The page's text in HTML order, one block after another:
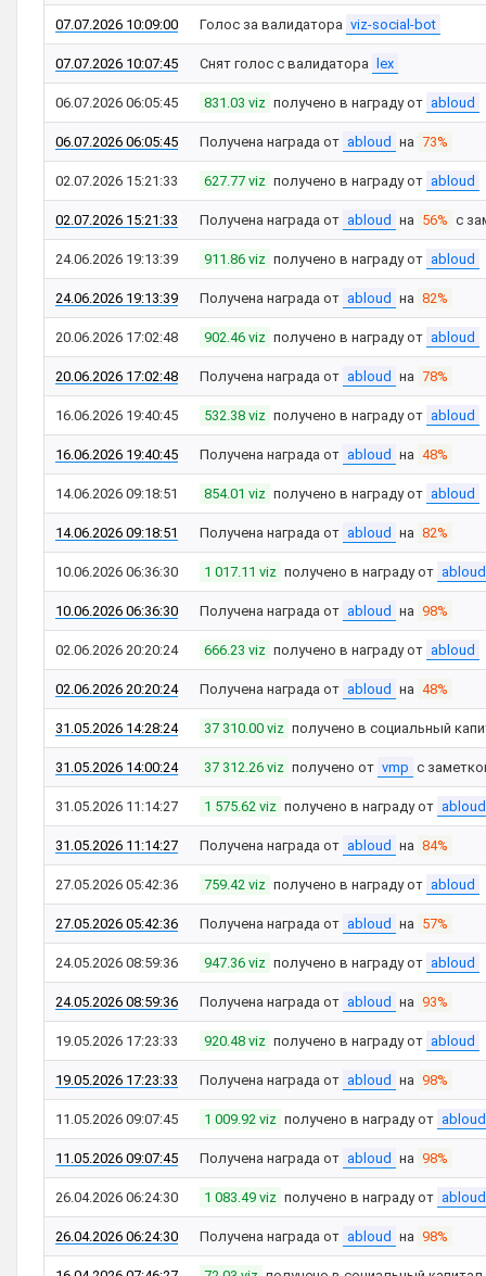
07.07.2026 10:09:00 Голос за валидатора viz-social-bot
07.07.2026 10:07:45 Снят голос с валидатора lex
06.07.2026 06:05:45 831.03 viz получено в награду от abloud
06.07.2026 06:05:45 Получена награда от abloud на 73%
02.07.2026 15:21:33 627.77 viz получено в награду от abloud
02.07.2026 15:21:33 Получена награда от abloud на 56% с
24.06.2026 19:13:39 911.86 viz получено в награду от abloud
24.06.2026 19:13:39 Получена награда от abloud на 82%
20.06.2026 17:02:48 902.46 viz получено в награду от abloud
20.06.2026 17:02:48 Получена награда от abloud на 78%
16.06.2026 19:40:45 532.38 viz получено в награду от abloud
16.06.2026 19:40:45 Получена награда от abloud на 48%
14.06.2026 09:18:51 854.01 viz получено в награду от abloud
14.06.2026 09:18:51 Получена награда от abloud на 82%
10.06.2026 06:36:30 1 017.11 viz получено в награду от abloud
10.06.2026 06:36:30 Получена награда от abloud на 98%
02.06.2026 20:20:24 666.23 viz получено в награду от abloud
02.06.2026 20:20:24 Получена награда от abloud на 48%
31.05.2026 14:28:24 37 310.00 viz получено в социальный
31.05.2026 14:00:24 37 312.26 viz получено от vmp с
31.05.2026 11:14:27 1 575.62 viz получено в награду от abloud
31.05.2026 11:14:27 Получена награда от abloud на 84%
27.05.2026 05:42:36 759.42 viz получено в награду от abloud
27.05.2026 05:42:36 Получена награда от abloud на 57%
24.05.2026 08:59:36 947.36 viz получено в награду от abloud
24.05.2026 08:59:36 Получена награда от abloud на 93%
19.05.2026 17:23:33 920.48 viz получено в награду от abloud
19.05.2026 17:23:33 Получена награда от abloud на 98%
11.05.2026 09:07:45 1 009.92 viz получено в награду от abloud
11.05.2026 09:07:45 Получена награда от abloud на 98%
26.04.2026 06:24:30 1 083.49 viz получено в награду от abloud
26.04.2026 06:24:30 Получена награда от abloud на 98%